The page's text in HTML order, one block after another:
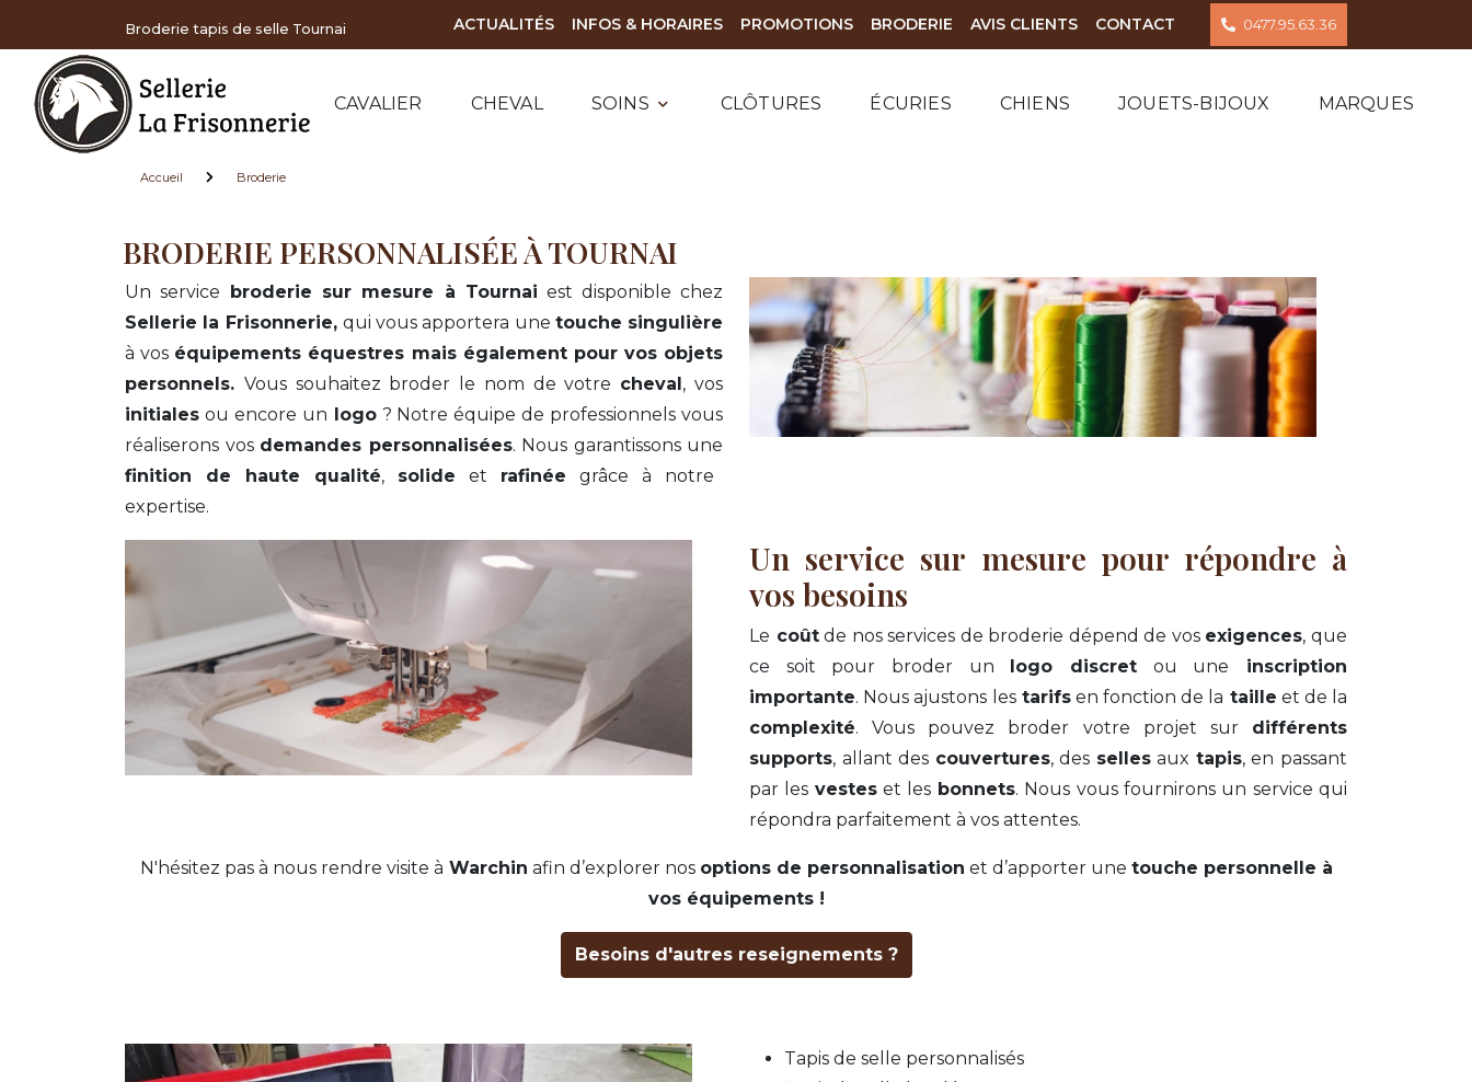
Broderie tapis de selle Tournai ACTUALITÉS INFOS & HORAIRES PROMOTIONS BRODERIE AVIS CLIENTS CONTACT 0477.95.63.36
CAVALIER CHEVAL SOINS CLÔTURES ÉCURIES CHIENS JOUETS-BIJOUX MARQUES
Accueil Broderie
BRODERIE PERSONNALISÉE À TOURNAI
Un service broderie sur mesure à Tournai est disponible chez
Sellerie la Frisonnerie, qui vous apportera une touche singulière
à vos équipements équestres mais également pour vos objets
personnels. Vous souhaitez broder le nom de votre cheval, vos
initiales ou encore un logo? Notre équipe de professionnels vous
réaliserons vos demandes personnalisées. Nous garantissons une
finition de haute qualité, solide et rafinée grâce à notre
expertise.
Un service sur mesure pour répondre à
vos besoins
Le coûtde nos services de broderie dépend de vos exigences, que
ce soit pour broder un logo discret ou une inscription
importante. Nous ajustons lestarifsen fonction de la taille et de la
complexité. Vous pouvez broder votre projet sur différents
supports, allant des couvertures, des sellesaux tapis, en passant
par les vesteset les bonnets. Nous vous fournirons un service qui
répondra parfaitement à vos attentes.
N'hésitez pas à nous rendre visite à Warchin afin d’explorer nos options de personnalisation et d’apporter une touche personnelle à
vos équipements !
Besoins d'autres reseignements ?
Tapis de selle personnalisés